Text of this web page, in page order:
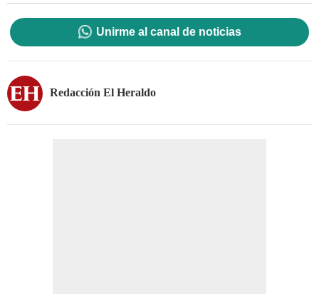
Unirme al canal de noticias
Redacción El Heraldo